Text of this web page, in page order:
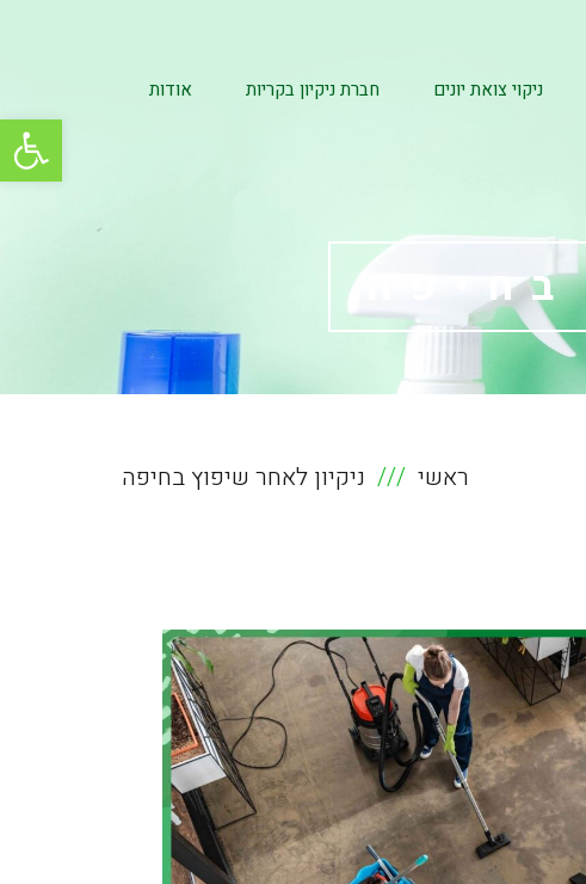
פתח
ניקוי צואת יונים חברת ניקיון בקריות אודות
בחיפה
ראשי ניקיון לאחר שיפוץ בחיפה